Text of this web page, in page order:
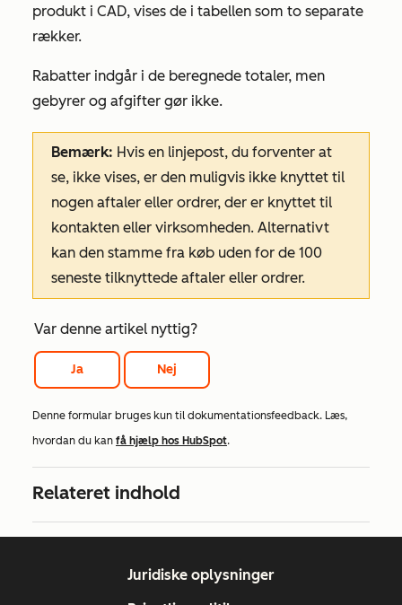
produkt i CAD, vises de i tabellen som to separate
rækker.
Rabatter indgår i de beregnede totaler, men
gebyrer og afgifter gør ikke.
Bemærk: Hvis en linjepost, du forventer at
se, ikke vises, er den muligvis ikke knyttet til
nogen aftaler eller ordrer, der er knyttet til
kontakten eller virksomheden. Alternativt
kan den stamme fra køb uden for de 100
seneste tilknyttede aftaler eller ordrer.
Var denne artikel nyttig?
Ja Nej
Denne formular bruges kun til dokumentationsfeedback. Læs,
hvordan du kan få hjælp hos HubSpot.
Relateret indhold
Juridiske oplysninger